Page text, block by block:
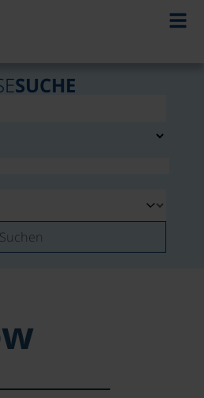
SUCHE
Suchen